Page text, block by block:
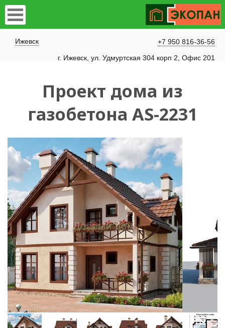
Ижевск
+7 950 816-36-56
г. Ижевск, ул. Удмуртская 304 корп 2, Офис 201
Проект дома из
газобетона AS-2231